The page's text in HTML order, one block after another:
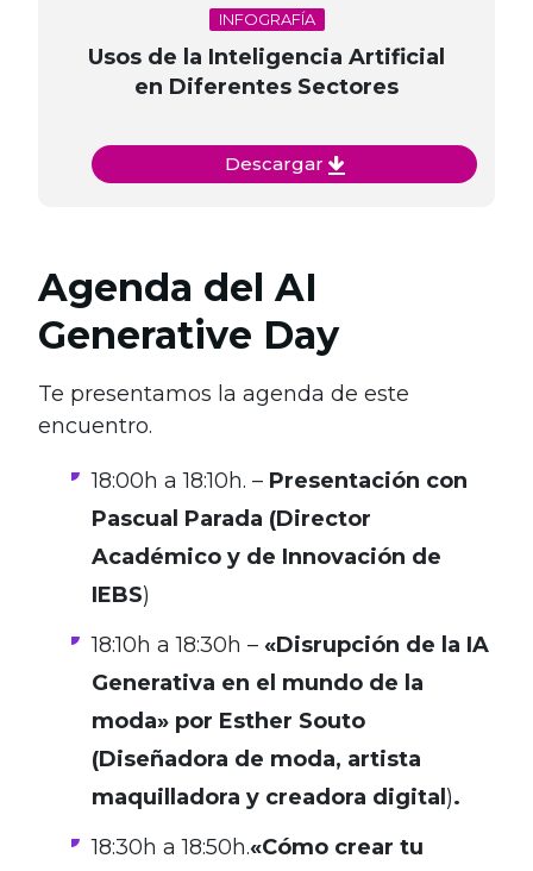
INFOGRAFÍA
Usos de la Inteligencia Artificial
en Diferentes Sectores
Descargar
Agenda del AI
Generative Day
Te presentamos la agenda de este
encuentro.
18:00h a 18:10h. – Presentación con
Pascual Parada (Director
Académico y de Innovación de
IEBS)
18:10h a 18:30h – «Disrupción de la IA
Generativa en el mundo de la
moda» por Esther Souto
(Diseñadora de moda, artista
maquilladora y creadora digital ).
18:30h a 18:50h.«Cómo crear tu